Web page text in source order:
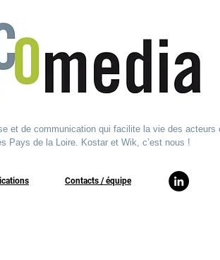
et de communication qui facilite la vie des acteurs
Pays de la Loire. Kostar et Wik, c’est nous !
​Contacts / équipe​